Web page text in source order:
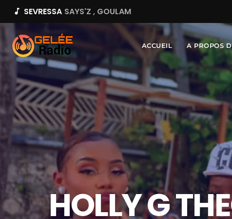
music_note SEVRESSA SAYS'Z , GOULAM
ACCUEIL A PROPOS
HOLLY G